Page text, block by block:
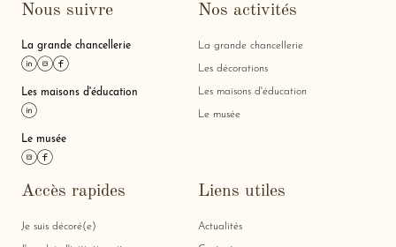
Nous suivre
La grande chancellerie
Lien linkedin
Lien instagram
Les maisons d'éducation
Le musée
Lien instagram
Nos activités
La grande chancellerie
Les décorations
Les maisons d'éducation
Le musée
Accès rapides
Je suis décoré(e)
Liens utiles
Actualités